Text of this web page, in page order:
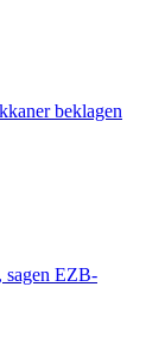
beklagen
sagen EZB-